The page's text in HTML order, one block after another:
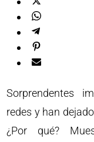
Sorprendentes
redes y han
¿Por qué?